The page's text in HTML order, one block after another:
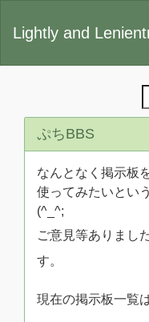
Lightly and
ぷちBBS
なんとなく掲示板
使ってみたいとい
(^_^;
ご意見等ありまし
す。
現在の掲示板一覧